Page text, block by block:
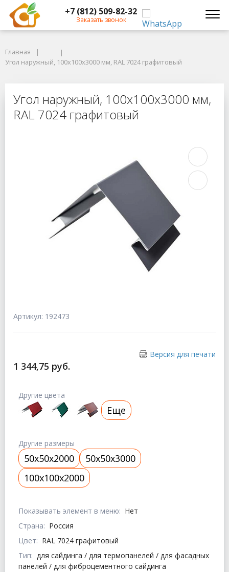
+7 (812) 509-82-32
Заказать звонок
Угол наружный, 100x100x3000 мм, RAL 7024 графитовый
Угол наружный, 100x100x3000 мм,
Главная
Угол наружный, 100x100x3000 мм, RAL 7024 графитовый
Угол наружный, 100x100x3000 мм,
RAL 7024 графитовый
Артикул: 192473
Версия для печати
1 344,75 руб.
Показывать элемент в меню: Нет
Страна: Россия
Цвет: RAL 7024 графитовый
Тип: для сайдинга / для термопанелей / для фасадных
панелей / для фиброцементного сайдинга
Другие цвета
Еще
Другие размеры
50x50x2000
50x50x3000
100x100x2000